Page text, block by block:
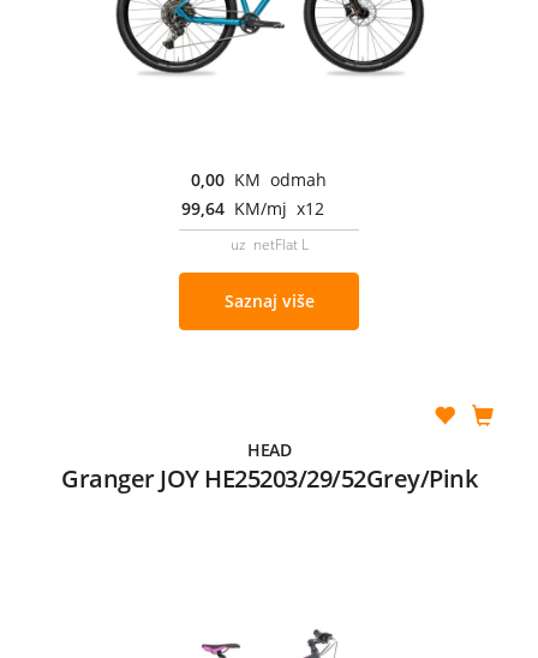
0,00 KM odmah
99,64 KM/mj x12
uz netFlat L
Saznaj više
HEAD
Granger JOY HE25203/29/52Grey/Pink